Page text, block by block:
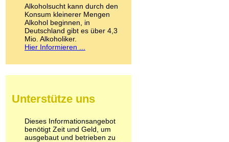
LSD
Marihuana
Medikamente
Meskalin
Metamphetamin
Methadon
Pilze
Psychopharmaka
Schlafmittel
Schmerzmittel
Alkoholsucht kann durch den
Konsum kleinerer Mengen
Alkohol beginnen, in
Deutschland gibt es über 4,3
Mio. Alkoholiker.
Hier Informieren ...
Unterstütze uns
Dieses Informationsangebot
benötigt Zeit und Geld, um
ausgebaut und betrieben zu